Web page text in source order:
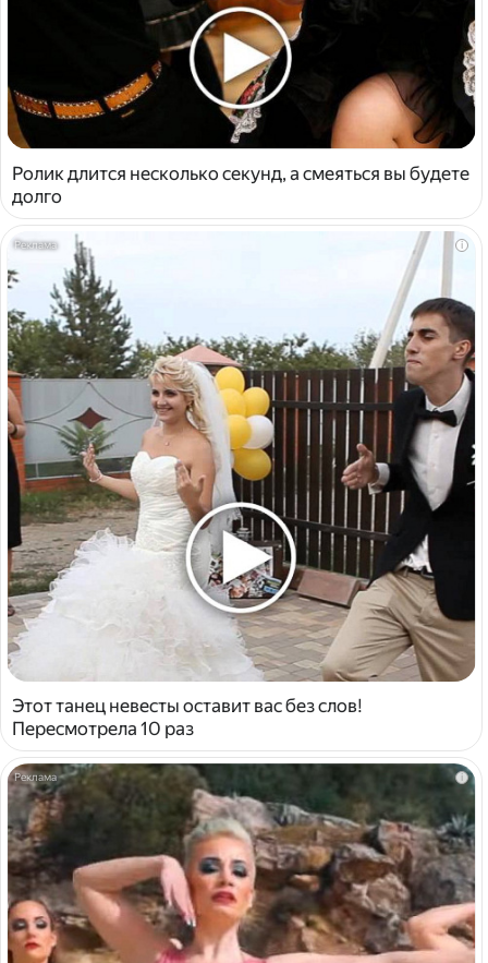
Ролик длится несколько секунд, а смеяться вы будете
долго
i
Этот танец невесты оставит вас без слов!
Пересмотрела 10 раз
i